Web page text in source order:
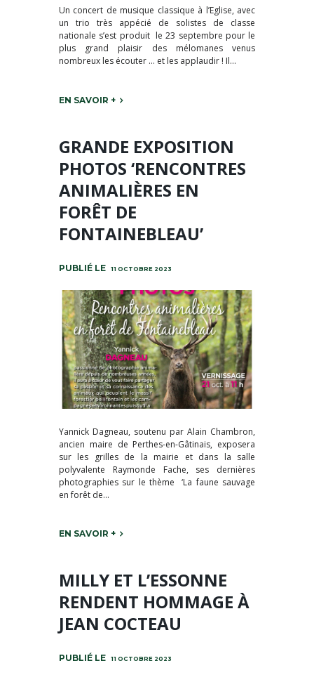
Un concert de musique classique à l’Eglise, avec
un trio très appécié de solistes de classe
nationale s’est produit le 23 septembre pour le
plus grand plaisir des mélomanes venus
nombreux les écouter … et les applaudir ! Il...
EN SAVOIR +
GRANDE EXPOSITION
PHOTOS ‘RENCONTRES
ANIMALIÈRES EN
FORÊT DE
FONTAINEBLEAU’
11 OCTOBRE 2023
Yannick Dagneau, soutenu par Alain Chambron,
ancien maire de Perthes-en-Gâtinais, exposera
sur les grilles de la mairie et dans la salle
polyvalente Raymonde Fache, ses dernières
photographies sur le thème ‘La faune sauvage
en forêt de...
EN SAVOIR +
MILLY ET L’ESSONNE
RENDENT HOMMAGE À
JEAN COCTEAU
11 OCTOBRE 2023